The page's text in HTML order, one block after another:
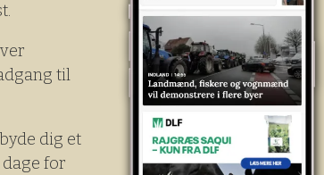
til
dig et
for